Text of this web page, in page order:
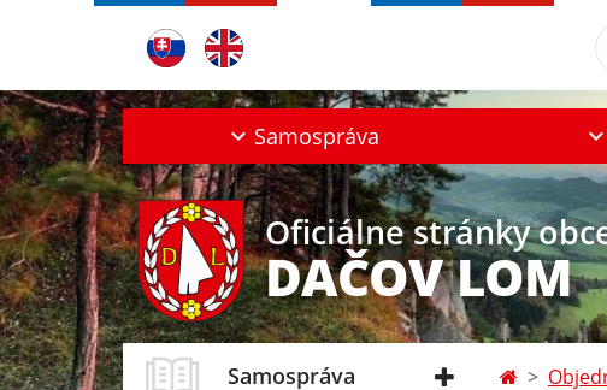
Samospráva
Oficiálne stránky
DAČOV LOM
Samospráva